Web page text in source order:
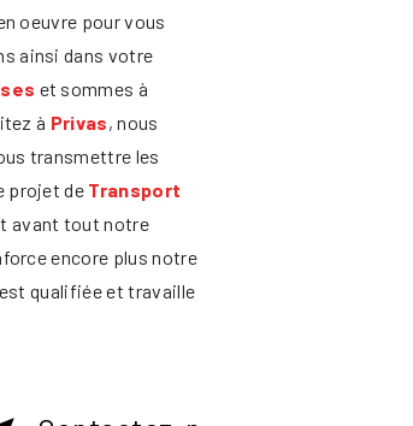
oeuvre pour vous
ainsi dans votre
et sommes à
à Privas, nous
transmettre les
projet de Transport
avant tout notre
encore plus notre
qualifiée et travaille